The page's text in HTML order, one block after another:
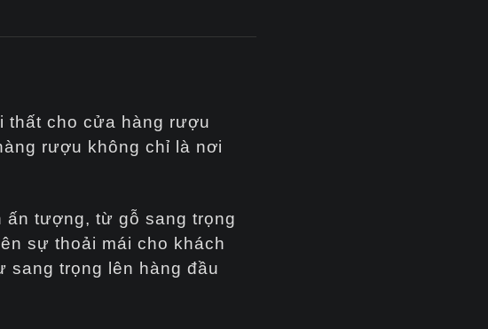
thất cho cửa hàng rượu
rượu không chỉ là nơi
ấn tượng, từ gỗ sang trọng
sự thoải mái cho khách
sang trọng lên hàng đầu